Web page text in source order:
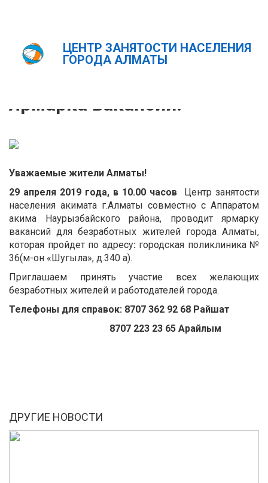
ЦЕНТР ЗАНЯТОСТИ НАСЕЛЕНИЯ
ГОРОДА АЛМАТЫ
Главная Новости Ярмарка вакансий!
Ярмарка вакансий!
Уважаемые жители Алматы!
29 апреля 2019 года, в 10.00 часов
Центр занятости
населения акимата г.Алматы совместно с Аппаратом
акима Наурызбайского района, проводит ярмарку
вакансий для безработных жителей города Алматы,
которая пройдет по адресу: городская поликлиника №
36(м-он «Шугыла», д.340 а).
Приглашаем принять участие всех желающих
безработных жителей и работодателей города.
Телефоны для справок: 8707 362 92 68 Райшат
8707 223 23 65 Арайлым
ДРУГИЕ НОВОСТИ